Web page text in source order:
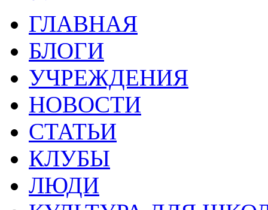
ГЛАВНАЯ
БЛОГИ
УЧРЕЖДЕНИЯ
НОВОСТИ
СТАТЬИ
КЛУБЫ
ЛЮДИ